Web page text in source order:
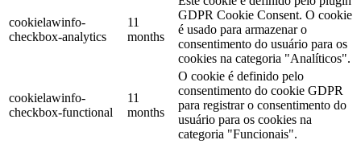
cookielawinfo-
checkbox-analytics
11
months
GDPR Cookie Consent. O cookie
é usado para armazenar o
consentimento do usuário para os
cookies na categoria "Analíticos".
cookielawinfo-
checkbox-functional
11
months
O cookie é definido pelo
consentimento do cookie GDPR
para registrar o consentimento do
usuário para os cookies na
categoria "Funcionais".